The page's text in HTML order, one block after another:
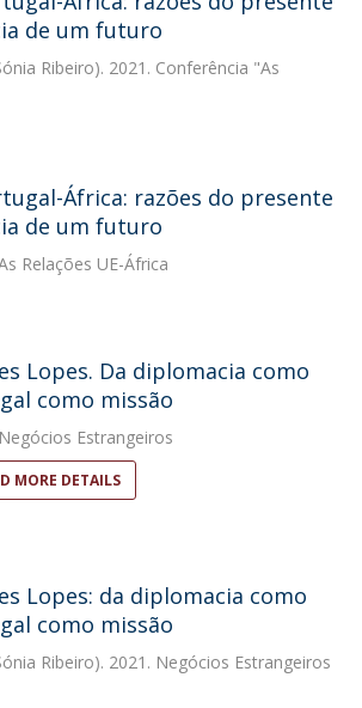
de um futuro
Ribeiro). 2021. Conferência "As
África: razões do presente
de um futuro
Relações UE-África
Lopes. Da diplomacia como
como missão
Estrangeiros
MORE DETAILS
Lopes: da diplomacia como
como missão
Ribeiro). 2021. Negócios Estrangeiros